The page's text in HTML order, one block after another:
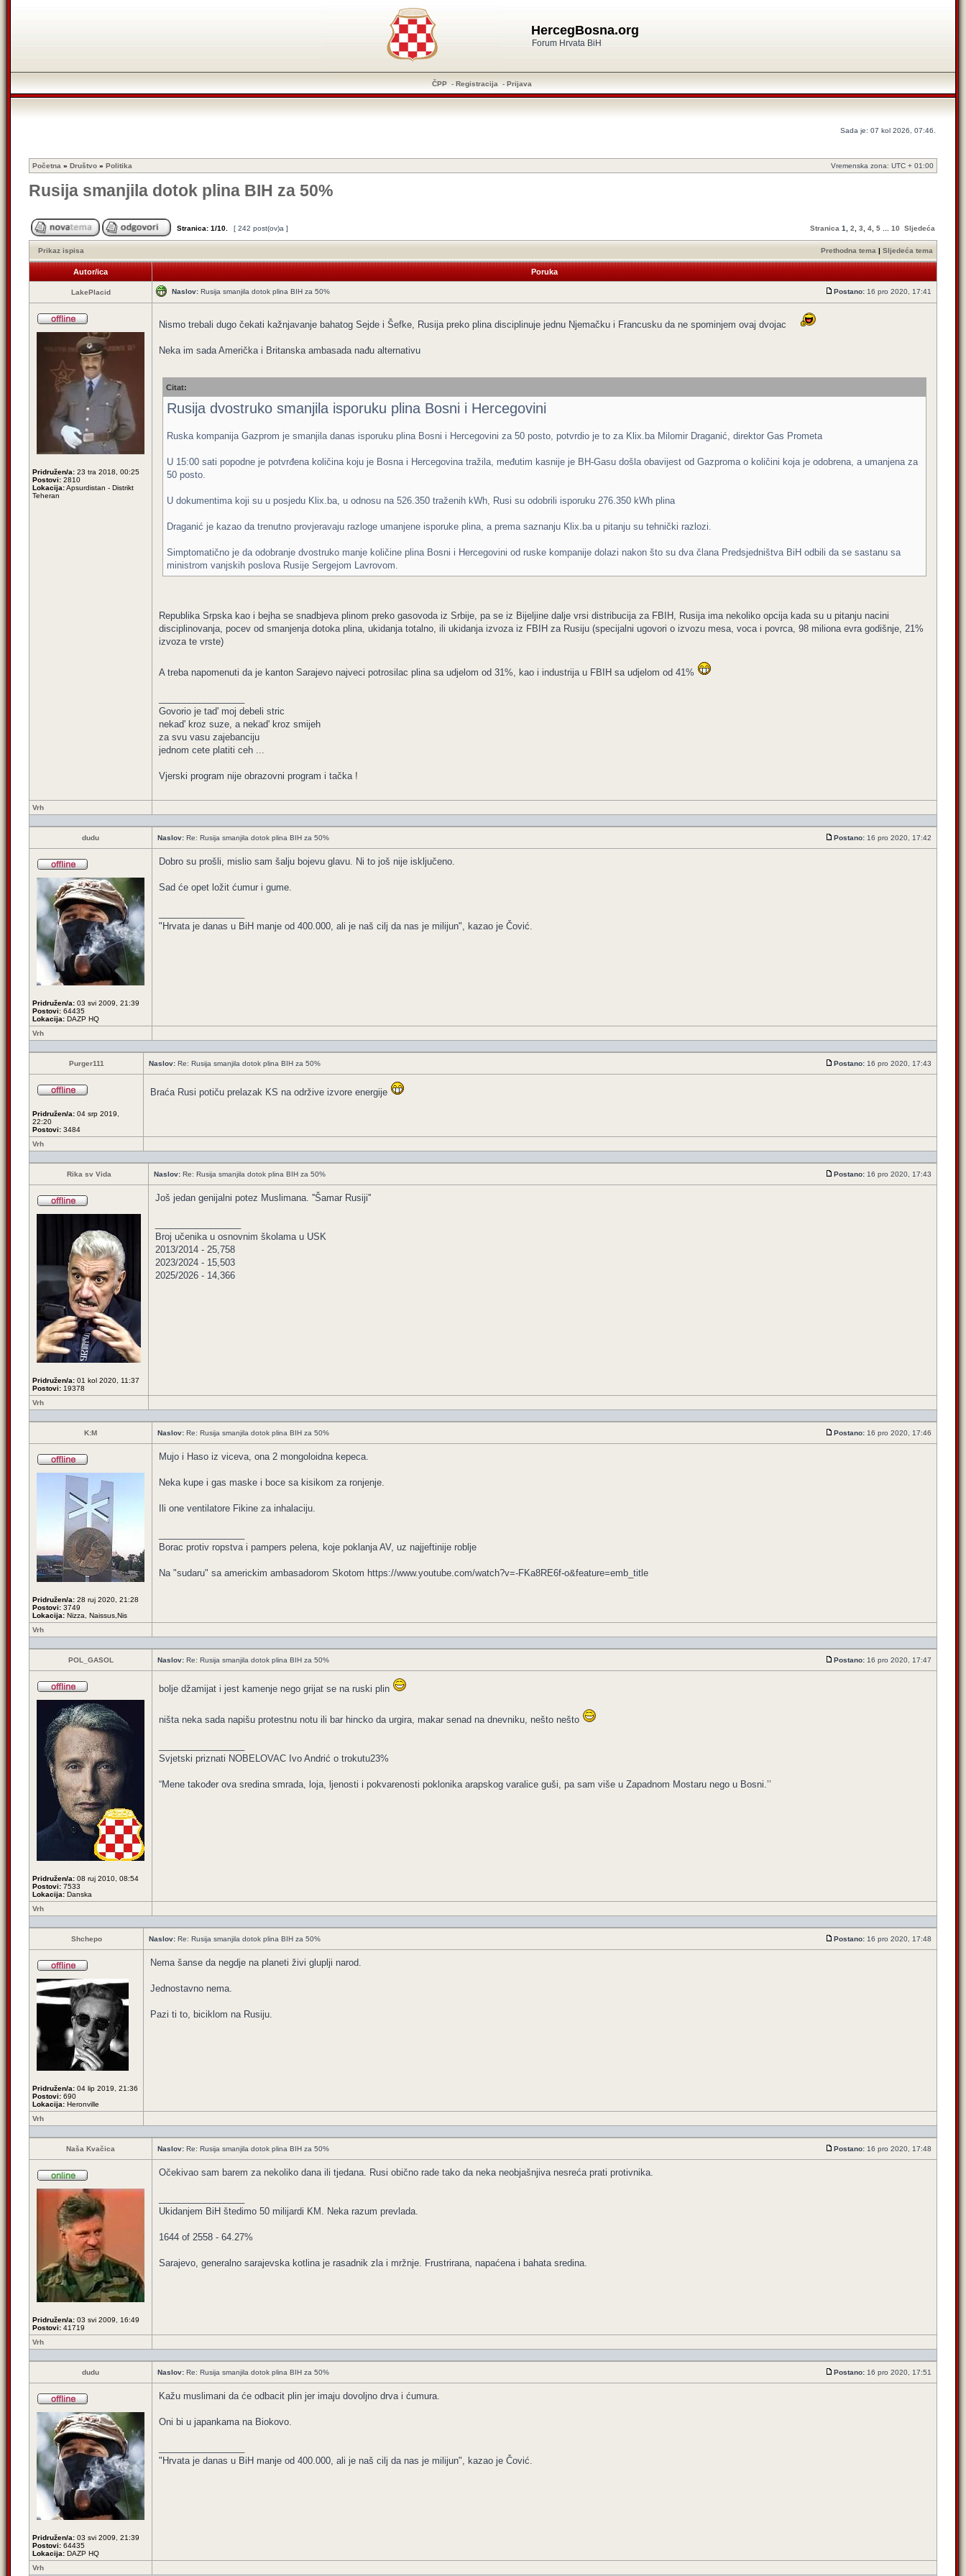
HercegBosna.org
Forum Hrvata BiH
ČPP - Registracija - Prijava
Sada je: 07 kol 2026, 07:46.
Početna » Društvo » Politika Vremenska zona: UTC + 01:00
Rusija smanjila dotok plina BIH za 50%
Stranica: 1/10 [ 242 post(ov)a ] Stranica 1 2 3 4 5 10 Sljedeća
Prikaz ispisa Prethodna tema | Sljedeća tema
Autor/ica Poruka
LakePlacid Naslov: Rusija smanjila dotok plina BIH za 50% Postano: 16 pro 2020, 17:41
Pridružen/a: 23 tra 2018, 00:25
Postovi: 2810
Lokacija:Apsurdistan - Distrikt
Teheran
Nismo trebali dugo čekati kažnjavanje bahatog Sejde i Šefke, Rusija preko plina disciplinuje jednu Njemačku i Francusku da ne spominjem ovaj dvojac
Neka im sada Američka i Britanska ambasada nađu alternativu
Citat:
Rusija dvostruko smanjila isporuku plina Bosni i Hercegovini
Ruska kompanija Gazprom je smanjila danas isporuku plina Bosni i Hercegovini za 50 posto, potvrdio je to za Klix.ba Milomir Draganić, direktor Gas Prometa
U 15:00 sati popodne je potvrđena količina koju je Bosna i Hercegovina tražila, međutim kasnije je BH-Gasu došla obavijest od Gazproma o količini koja je odobrena, a umanjena za
50 posto.
U dokumentima koji su u posjedu Klix.ba, u odnosu na 526.350 traženih kWh, Rusi su odobrili isporuku 276.350 kWh plina
Draganić je kazao da trenutno provjeravaju razloge umanjene isporuke plina, a prema saznanju Klix.ba u pitanju su tehnički razlozi.
Simptomatično je da odobranje dvostruko manje količine plina Bosni i Hercegovini od ruske kompanije dolazi nakon što su dva člana Predsjedništva BiH odbili da se sastanu sa
ministrom vanjskih poslova Rusije Sergejom Lavrovom.
Republika Srpska kao i bejha se snadbjeva plinom preko gasovoda iz Srbije, pa se iz Bijeljine dalje vrsi distribucija za FBIH, Rusija ima nekoliko opcija kada su u pitanju nacini
disciplinovanja, pocev od smanjenja dotoka plina, ukidanja totalno, ili ukidanja izvoza iz FBIH za Rusiju (specijalni ugovori o izvozu mesa, voca i povrca, 98 miliona evra godišnje, 21%
izvoza te vrste)
A treba napomenuti da je kanton Sarajevo najveci potrosilac plina sa udjelom od 31%, kao i industrija u FBIH sa udjelom od 41%
Govorio je tad' moj debeli stric
nekad' kroz suze, a nekad' kroz smijeh
za svu vasu zajebanciju
jednom cete platiti ceh ...
Vjerski program nije obrazovni program i tačka !
Vrh
dudu Naslov: Re: Rusija smanjila dotok plina BIH za 50% Postano: 16 pro 2020, 17:42
Pridružen/a: 03 svi 2009, 21:39
Postovi: 64435
Lokacija: DAZP HQ
Dobro su prošli, mislio sam šalju bojevu glavu. Ni to još nije isključeno.
Sad će opet ložit ćumur i gume.
"Hrvata je danas u BiH manje od 400.000, ali je naš cilj da nas je milijun", kazao je Čović.
Vrh
Purger111 Naslov: Re: Rusija smanjila dotok plina BIH za 50% Postano: 16 pro 2020, 17:43
Pridružen/a: 04 srp 2019,
22:20
Postovi: 3484
Braća Rusi potiču prelazak KS na održive izvore energije
Vrh
Rika sv Vida Naslov: Re: Rusija smanjila dotok plina BIH za 50% Postano: 16 pro 2020, 17:43
Pridružen/a: 01 kol 2020, 11:37
Postovi: 19378
Još jedan genijalni potez Muslimana. ''Šamar Rusiji''
Broj učenika u osnovnim školama u USK
2013/2014 - 25,758
2023/2024 - 15,503
2025/2026 - 14,366
Vrh
K:M Naslov: Re: Rusija smanjila dotok plina BIH za 50% Postano: 16 pro 2020, 17:46
Pridružen/a: 28 ruj 2020, 21:28
Postovi: 3749
Lokacija: Nizza, Naissus,Nis
Mujo i Haso iz viceva, ona 2 mongoloidna kepeca.
Neka kupe i gas maske i boce sa kisikom za ronjenje.
Ili one ventilatore Fikine za inhalaciju.
Borac protiv ropstva i pampers pelena, koje poklanja AV, uz najjeftinije roblje
Na "sudaru" sa americkim ambasadorom Skotom https://www.youtube.com/watch?v=-FKa8RE6f-o&feature=emb_title
Vrh
POL_GASOL Naslov: Re: Rusija smanjila dotok plina BIH za 50% Postano: 16 pro 2020, 17:47
Pridružen/a: 08 ruj 2010, 08:54
Postovi: 7533
Lokacija: Danska
bolje džamijat i jest kamenje nego grijat se na ruski plin
ništa neka sada napišu protestnu notu ili bar hincko da urgira, makar senad na dnevniku, nešto nešto
Svjetski priznati NOBELOVAC Ivo Andrić o trokutu23%
“Mene također ova sredina smrada, loja, ljenosti i pokvarenosti poklonika arapskog varalice guši, pa sam više u Zapadnom Mostaru nego u Bosni.’’
Vrh
Shchepo Naslov: Re: Rusija smanjila dotok plina BIH za 50% Postano: 16 pro 2020, 17:48
Pridružen/a: 04 lip 2019, 21:36
Postovi: 690
Lokacija: Heronville
Nema šanse da negdje na planeti živi gluplji narod.
Jednostavno nema.
Pazi ti to, biciklom na Rusiju.
Vrh
Naša Kvačica Naslov: Re: Rusija smanjila dotok plina BIH za 50% Postano: 16 pro 2020, 17:48
Pridružen/a: 03 svi 2009, 16:49
Postovi: 41719
Očekivao sam barem za nekoliko dana ili tjedana. Rusi obično rade tako da neka neobjašnjiva nesreća prati protivnika.
Ukidanjem BiH štedimo 50 milijardi KM. Neka razum prevlada.
1644 of 2558 - 64.27%
Sarajevo, generalno sarajevska kotlina je rasadnik zla i mržnje. Frustrirana, napaćena i bahata sredina.
Vrh
dudu Naslov: Re: Rusija smanjila dotok plina BIH za 50% Postano: 16 pro 2020, 17:51
Pridružen/a: 03 svi 2009, 21:39
Postovi: 64435
Lokacija: DAZP HQ
Kažu muslimani da će odbacit plin jer imaju dovoljno drva i ćumura.
Oni bi u japankama na Biokovo.
"Hrvata je danas u BiH manje od 400.000, ali je naš cilj da nas je milijun", kazao je Čović.
Vrh